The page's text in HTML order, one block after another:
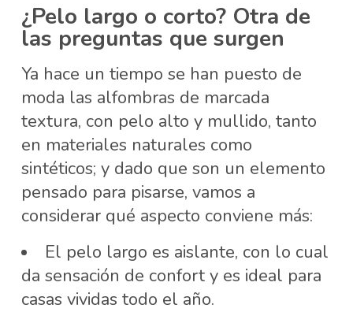
¿Pelo largo o corto? Otra de
las preguntas que surgen
Ya hace un tiempo se han puesto de
moda las alfombras de marcada
textura, con pelo alto y mullido, tanto
en materiales naturales como
sintéticos; y dado que son un elemento
pensado para pisarse, vamos a
considerar qué aspecto conviene más:
El pelo largo es aislante, con lo cual
da sensación de confort y es ideal para
casas vividas todo el año.